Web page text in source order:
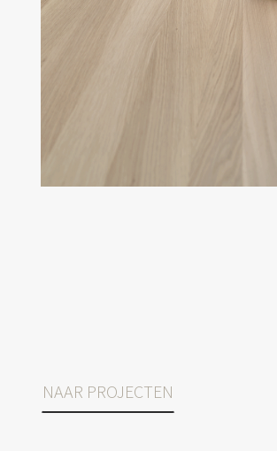
NAAR PROJECTEN